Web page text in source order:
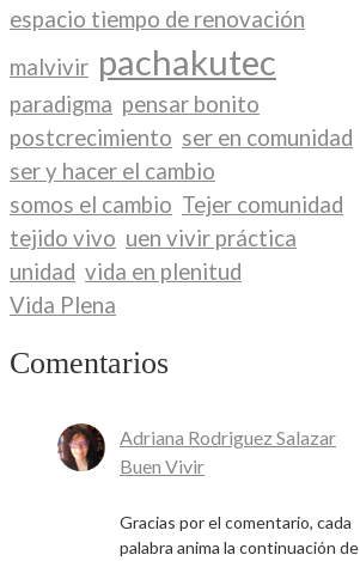
espacio tiempo de renovación
malvivir pachakutec
paradigma pensar bonito
postcrecimiento ser en comunidad
ser y hacer el cambio
somos el cambio Tejer comunidad
tejido vivo uen vivir práctica
unidad vida en plenitud
Vida Plena
Comentarios
Adriana Rodriguez Salazar
Buen Vivir
Gracias por el comentario, cada
palabra anima la continuación de